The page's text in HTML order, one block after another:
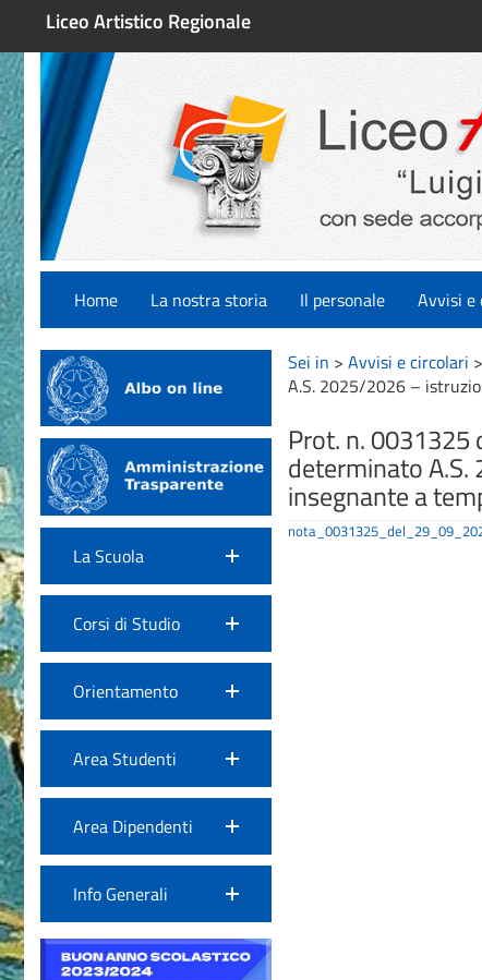
Liceo Artistico Regionale
Home La nostra storia Il personale Avvisi e
La Scuola
Corsi di Studio
Orientamento
Area Studenti
Area Dipendenti
Info Generali
Sei in > Avvisi e circolari >
A.S. 2025/2026 –
Prot. n.
determinato
insegnante a